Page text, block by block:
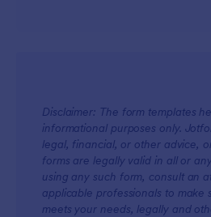
Disclaimer: The form templates
informational purposes only.
legal, financial, or other advice,
forms are legally valid in all or
using any such form, consult an
applicable professionals to make
meets your needs, legally and